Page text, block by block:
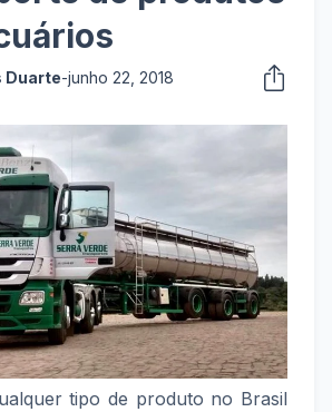
Duarte-junho 22, 2018
tipo de produto no Brasil